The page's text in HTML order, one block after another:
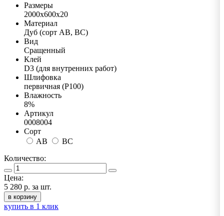
Размеры
2000х600х20
Материал
Дуб (сорт АВ, ВС)
Вид
Сращенный
Клей
D3 (для внутренних работ)
Шлифовка
первичная (Р100)
Влажность
8%
Артикул
0008004
Сорт
AB
BC
Количество:
Цена:
5 280 р. за шт.
в корзину
купить в 1 клик